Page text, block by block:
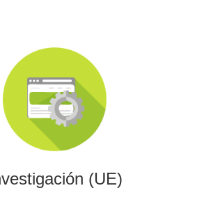
(UE)
(UE)
de I+D+i alineados con programas
innovación tecnológica con
financiación estratégica.